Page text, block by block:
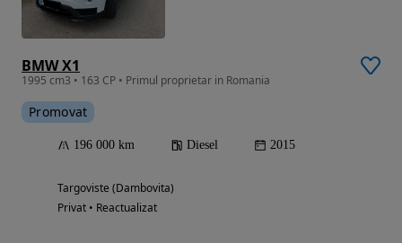
BMW X1
1995 cm3 • 163 CP • Primul proprietar in Romania
Promovat
196 000 km Diesel 2015
Targoviste (Dambovita)
Privat • Reactualizat